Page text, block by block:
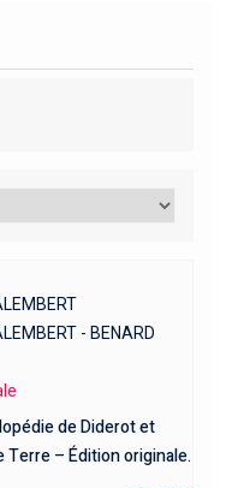
- BENARD
de Diderot et
Terre – Édition originale.